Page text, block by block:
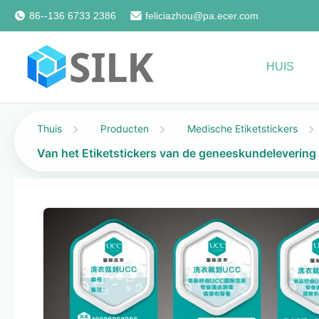
86--136 6733 2386 feliciazhou@pa.ecer.com
HUIS
Thuis Producten Medische Etiketstickers
Van het Etiketstickers van de